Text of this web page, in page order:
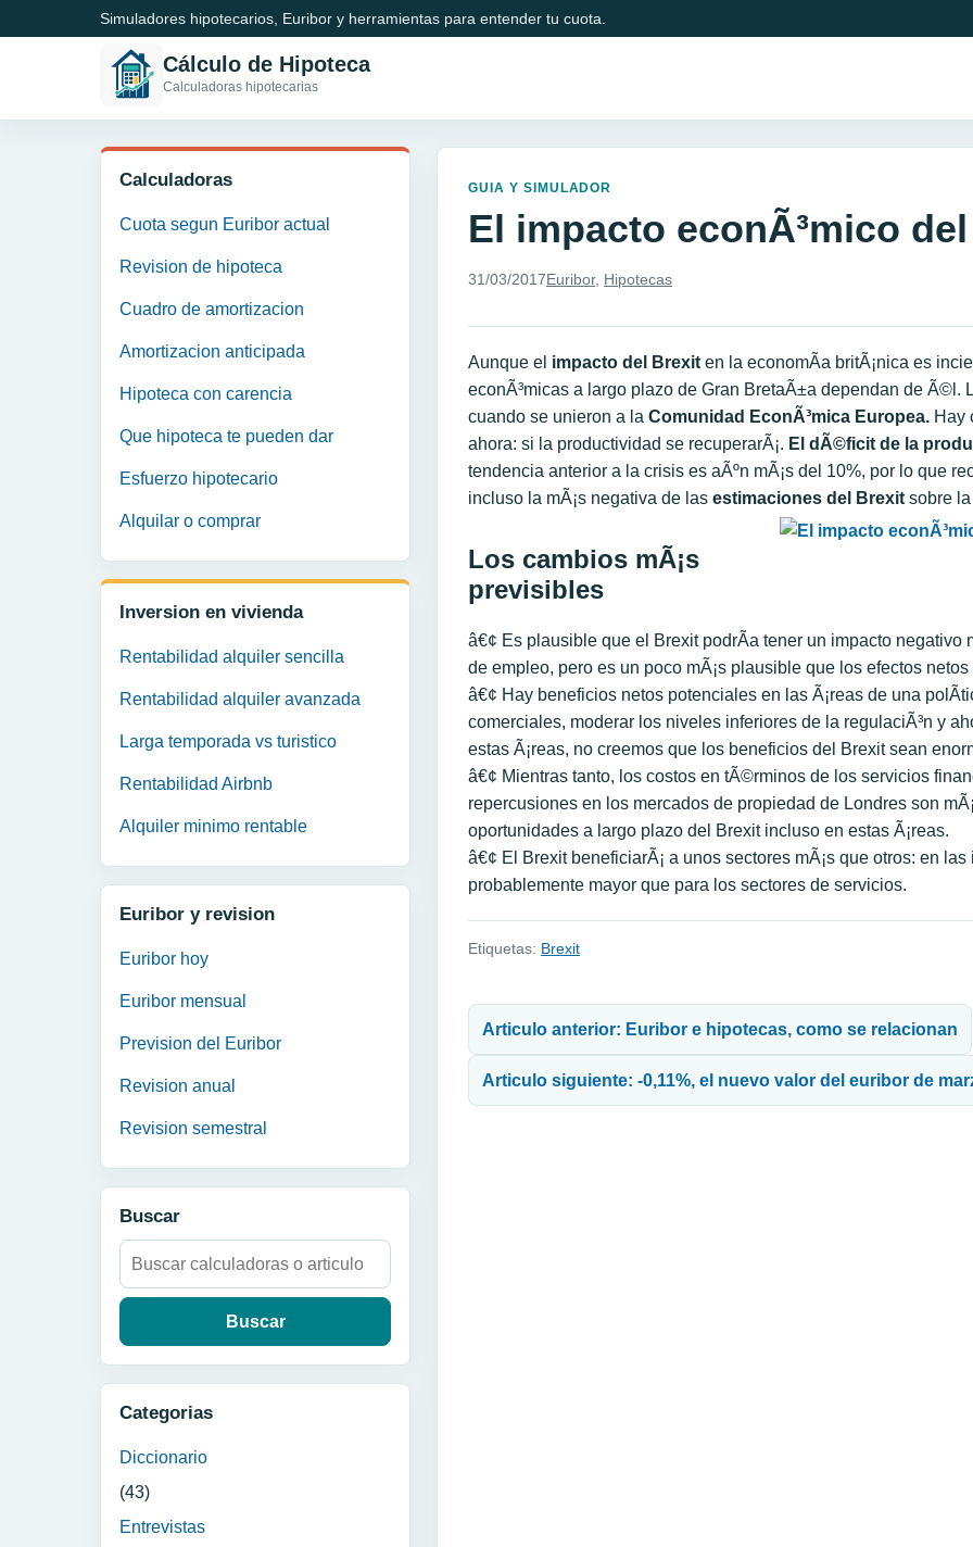
Simuladores hipotecarios, Euribor y herramientas para entender tu cuota.
Cálculo de Hipoteca
Calculadoras hipotecarias
Calculadoras
Cuota segun Euribor actual
Revision de hipoteca
Cuadro de amortizacion
Amortizacion anticipada
Hipoteca con carencia
Que hipoteca te pueden dar
Esfuerzo hipotecario
Alquilar o comprar
Inversion en vivienda
Rentabilidad alquiler sencilla
Rentabilidad alquiler avanzada
Larga temporada vs turistico
Rentabilidad Airbnb
Alquiler minimo rentable
Euribor y revision
Euribor hoy
Euribor mensual
Prevision del Euribor
Revision anual
Revision semestral
Buscar
Buscar:
Categorias
Diccionario
(43)
Entrevistas
GUIA Y SIMULADOR
El impacto econÃ³mico
31/03/2017Euribor, Hipotecas
Aunque el impacto del Brexit en la economÃ­a britÃ¡nica es
econÃ³micas a largo plazo de Gran BretaÃ±a dependan de Ã©l.
cuando se unieron a la Comunidad EconÃ³mica Europea. Hay
ahora: si la productividad se recuperarÃ¡. El dÃ©ficit de la
tendencia anterior a la crisis es aÃºn mÃ¡s del 10%, por lo que
incluso la mÃ¡s negativa de las estimaciones del Brexit sobre
Los cambios mÃ¡s
previsibles
â€¢ Es plausible que el Brexit podrÃ­a tener un impacto negativo
de empleo, pero es un poco mÃ¡s plausible que los efectos
â€¢ Hay beneficios netos potenciales en las Ã¡reas de una
comerciales, moderar los niveles inferiores de la regulaciÃ³n y
estas Ã¡reas, no creemos que los beneficios del Brexit sean
â€¢ Mientras tanto, los costos en tÃ©rminos de los servicios
repercusiones en los mercados de propiedad de Londres son
oportunidades a largo plazo del Brexit incluso en estas Ã¡reas.
â€¢ El Brexit beneficiarÃ¡ a unos sectores mÃ¡s que otros: en
probablemente mayor que para los sectores de servicios.
Etiquetas: Brexit
Articulo anterior: Euribor e hipotecas, como se relacionan
Articulo siguiente: -0,11%, el nuevo valor del euribor de